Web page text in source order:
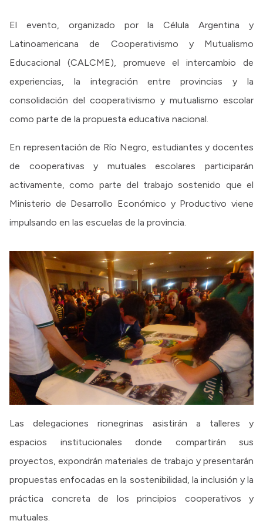
El evento, organizado por la Célula Argentina y
Latinoamericana de Cooperativismo y Mutualismo
Educacional (CALCME), promueve el intercambio de
experiencias, la integración entre provincias y la
consolidación del cooperativismo y mutualismo escolar
como parte de la propuesta educativa nacional.
En representación de Río Negro, estudiantes y docentes
de cooperativas y mutuales escolares participarán
activamente, como parte del trabajo sostenido que el
Ministerio de Desarrollo Económico y Productivo viene
impulsando en las escuelas de la provincia.
Las delegaciones rionegrinas asistirán a talleres y
espacios institucionales donde compartirán sus
proyectos, expondrán materiales de trabajo y presentarán
propuestas enfocadas en la sostenibilidad, la inclusión y la
práctica concreta de los principios cooperativos y
mutuales.